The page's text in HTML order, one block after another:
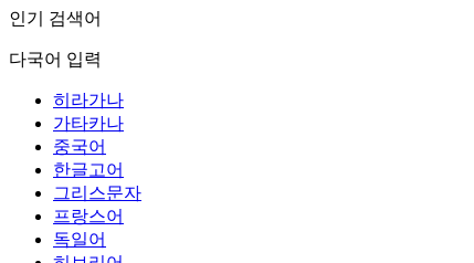
인기 검색어
다국어 입력
히라가나
가타카나
중국어
한글고어
그리스문자
프랑스어
독일어